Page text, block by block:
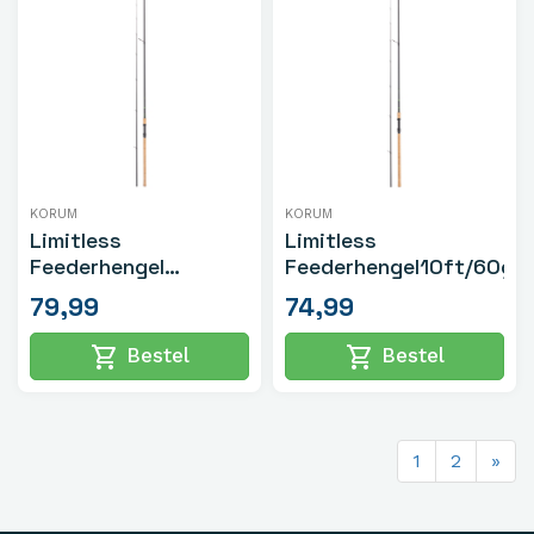
KORUM
Limitless
Feederhengel
11ft/90gr
79,99
shopping_cart Bestel
KORUM
Limitless
Feederhengel10ft/60gr
74,99
shopping_cart Bestel
1 2 »